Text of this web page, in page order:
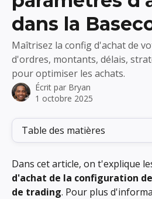
dans la
Maîtrisez la config d'achat de
d'ordres, montants, délais,
pour optimiser les achats.
Écrit par Bryan
1 octobre 2025
Table des matières
Dans cet article, on t'explique
d'achat de la configuration
de trading. Pour plus